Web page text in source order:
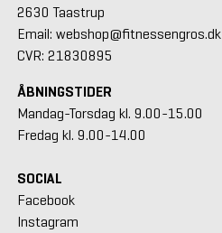
2630 Taastrup
Email: webshop@fitnessengros.dk
CVR: 21830895
ÅBNINGSTIDER
Mandag-Torsdag kl. 9.00-15.00
Fredag kl. 9.00-14.00
SOCIAL
Facebook
Instagram